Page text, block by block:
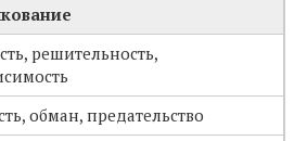
решительность,
обман, предательство